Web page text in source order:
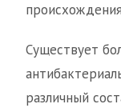
Существует
различный